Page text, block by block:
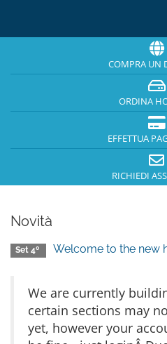
COMPRA UN
ORDINA
EFFETTUA
RICHIEDI
Novità
Set 4º Welcome to the new
We are currently
certain sections may
yet, however your